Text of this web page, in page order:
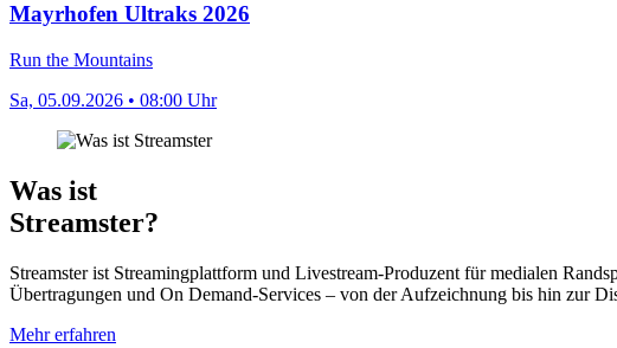
Mayrhofen Ultraks 2026
Run the Mountains
Sa, 05.09.2026 • 08:00 Uhr
Was ist
Streamster?
Streamster ist Streamingplattform und Livestream-Produzent für medialen
Übertragungen und On Demand-Services – von der Aufzeichnung bis hin zur
Mehr erfahren